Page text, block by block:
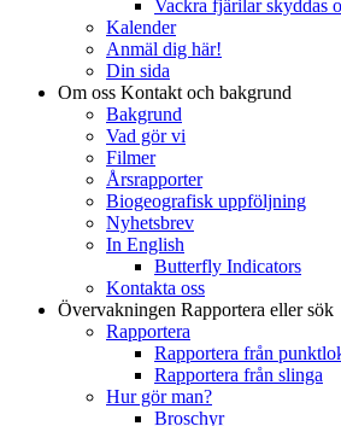
Vackra fjärilar skyddas
Kalender
Anmäl dig här!
Din sida
Om oss Kontakt och bakgrund
Bakgrund
Vad gör vi
Filmer
Årsrapporter
Biogeografisk uppföljning
Nyhetsbrev
In English
Butterfly Indicators
Kontakta oss
Övervakningen Rapportera eller sök
Rapportera
Rapportera från
Rapportera från slinga
Hur gör man?
Broschyr